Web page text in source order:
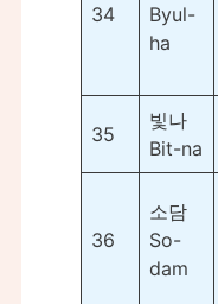
34
Byul-
ha
35
빛나
Bit-na
36
소담
So-
dam